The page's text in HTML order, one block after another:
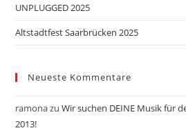
UNPLUGGED 2025
Altstadtfest Saarbrücken 2025
Neueste Kommentare
ramonazuWir suchen DEINE Musik für
2013!